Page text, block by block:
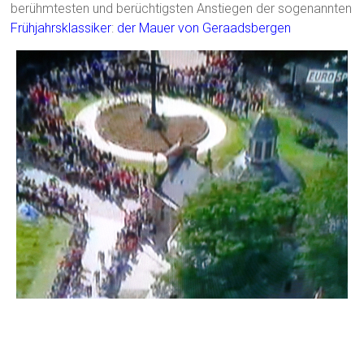
berühmtesten und berüchtigsten Anstiegen der sogenannten
Frühjahrsklassiker: der Mauer von Geraadsbergen